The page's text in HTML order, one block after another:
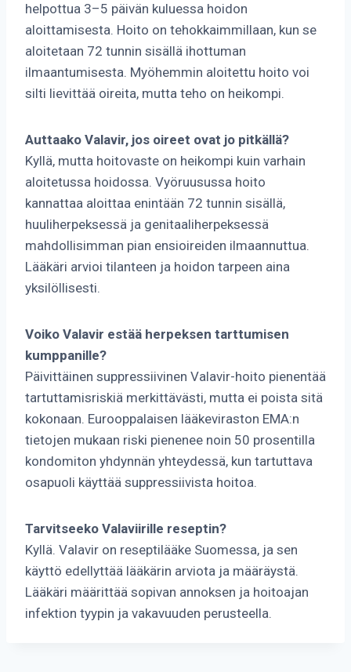
helpottua 3–5 päivän kuluessa hoidon
aloittamisesta. Hoito on tehokkaimmillaan, kun se
aloitetaan 72 tunnin sisällä ihottuman
ilmaantumisesta. Myöhemmin aloitettu hoito voi
silti lievittää oireita, mutta teho on heikompi.
Auttaako Valavir, jos oireet ovat jo pitkällä?
Kyllä, mutta hoitovaste on heikompi kuin varhain
aloitetussa hoidossa. Vyöruusussa hoito
kannattaa aloittaa enintään 72 tunnin sisällä,
huuliherpeksessä ja genitaaliherpeksessä
mahdollisimman pian ensioireiden ilmaannuttua.
Lääkäri arvioi tilanteen ja hoidon tarpeen aina
yksilöllisesti.
Voiko Valavir estää herpeksen tarttumisen
kumppanille?
Päivittäinen suppressiivinen Valavir-hoito pienentää
tartuttamisriskiä merkittävästi, mutta ei poista sitä
kokonaan. Eurooppalaisen lääkeviraston EMA:n
tietojen mukaan riski pienenee noin 50 prosentilla
kondomiton yhdynnän yhteydessä, kun tartuttava
osapuoli käyttää suppressiivista hoitoa.
Tarvitseeko Valaviirille reseptin?
Kyllä. Valavir on reseptilääke Suomessa, ja sen
käyttö edellyttää lääkärin arviota ja määräystä.
Lääkäri määrittää sopivan annoksen ja hoitoajan
infektion tyypin ja vakavuuden perusteella.